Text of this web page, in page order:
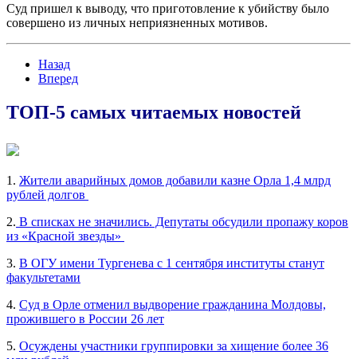
Суд пришел к выводу, что приготовление к убийству было
совершено из личных неприязненных мотивов.
Назад
Вперед
ТОП-5 самых читаемых новостей
1. Жители аварийных домов добавили казне Орла 1,4 млрд
рублей долгов
2. В списках не значились. Депутаты обсудили пропажу коров
из «Красной звезды»
3. В ОГУ имени Тургенева с 1 сентября институты станут
факультетами
4. Суд в Орле отменил выдворение гражданина Молдовы,
прожившего в России 26 лет
5. Осуждены участники группировки за хищение более 36